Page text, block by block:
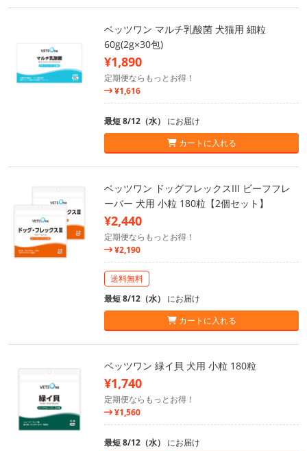
ベッツワン マルチ乳酸菌 犬猫用 細粒
60g(2g×30包)
¥1,890
定期便ならもっとお得！
¥1,616
最短 8/12（水） にお届け
カートに入れる
ベッツワン ドッグフレックスIII ビーフフレ
ーバー 犬用 小粒 180粒【2個セット】
¥2,440
定期便ならもっとお得！
¥2,190
送料無料
最短 8/12（水） にお届け
カートに入れる
ベッツワン 緑イ貝 犬用 小粒 180粒
¥1,740
定期便ならもっとお得！
¥1,560
最短 8/12（水） にお届け